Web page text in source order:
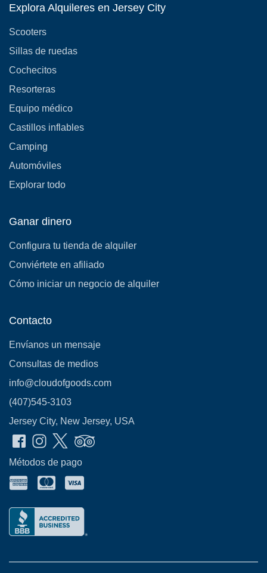
Explora Alquileres en Jersey City
Scooters
Sillas de ruedas
Cochecitos
Resorteras
Equipo médico
Castillos inflables
Camping
Automóviles
Explorar todo
Ganar dinero
Configura tu tienda de alquiler
Conviértete en afiliado
Cómo iniciar un negocio de alquiler
Contacto
Envíanos un mensaje
Consultas de medios
info@cloudofgoods.com
(407)545-3103
Jersey City, New Jersey, USA
Métodos de pago